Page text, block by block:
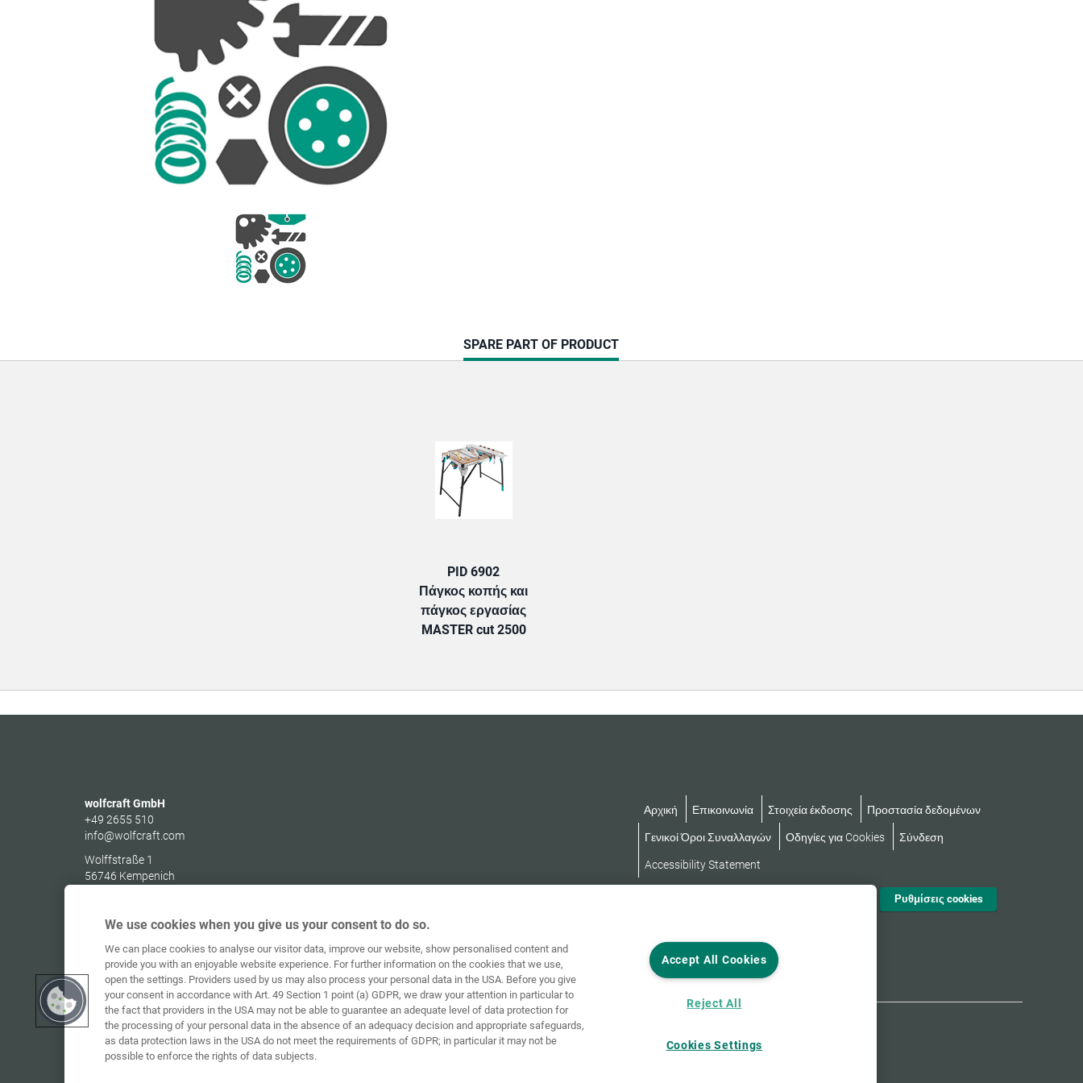
CURRENT
TAB:
SPARE PART OF PRODUCT
PID 6902
Πάγκος κοπής και
πάγκος εργασίας
MASTER cut 2500
wolfcraft GmbH
+49 2655 510
info@wolfcraft.com
Wolffstraße 1
56746 Kempenich
Αρχική Επικοινωνία Στοιχεία έκδοσης Προστασία δεδομένων
Γενικοί Όροι Συναλλαγών Οδηγίες για Cookies Σύνδεση
Accessibility Statement
Ρυθμίσεις cookies
We use cookies when you give us your consent to do so.
We can place cookies to analyse our visitor data, improve our website, show personalised content and
provide you with an enjoyable website experience. For further information on the cookies that we use,
open the settings. Providers used by us may also process your personal data in the USA. Before you give
your consent in accordance with Art. 49 Section 1 point (a) GDPR, we draw your attention in particular to
the fact that providers in the USA may not be able to guarantee an adequate level of data protection for
the processing of your personal data in the absence of an adequacy decision and appropriate safeguards,
as data protection laws in the USA do not meet the requirements of GDPR; in particular it may not be
possible to enforce the rights of data subjects.
Accept All Cookies
Reject All
Cookies Settings